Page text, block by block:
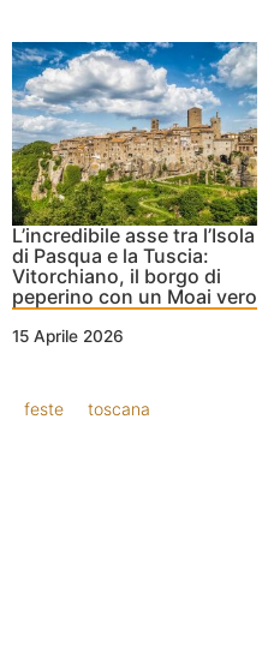
L’incredibile asse tra l’Isola
di Pasqua e la Tuscia:
Vitorchiano, il borgo di
peperino con un Moai vero
15 Aprile 2026
feste toscana